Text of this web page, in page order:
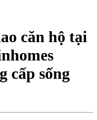
căn hộ tại
cấp sống